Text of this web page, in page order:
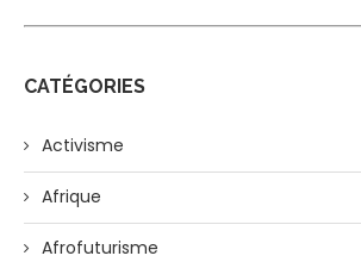
CATÉGORIES
Activisme
Afrique
Afrofuturisme